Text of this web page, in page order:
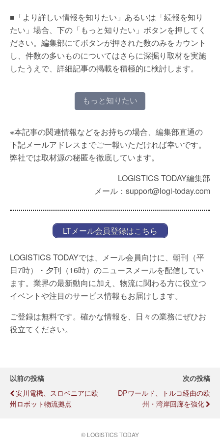
■「より詳しい情報を知りたい」あるいは「続報を知り
たい」場合、下の「もっと知りたい」ボタンを押してく
ださい。編集部にてボタンが押された数のみをカウント
し、件数の多いものについてはさらに深掘り取材を実施
したうえで、詳細記事の掲載を積極的に検討します。
もっと知りたい
※本記事の関連情報などをお持ちの場合、編集部直通の
下記メールアドレスまでご一報いただければ幸いです。
弊社では取材源の秘匿を徹底しています。
LOGISTICS TODAY編集部
メール：support@logi-today.com
LTメール会員登録はこちら
LOGISTICS TODAYでは、メール会員向けに、朝刊（平
日7時）・夕刊（16時）のニュースメールを配信してい
ます。業界の最新動向に加え、物流に関わる方に役立つ
イベントや注目のサービス情報もお届けします。
ご登録は無料です。確かな情報を、日々の業務にぜひお
役立てください。
以前の投稿
安川電機、スロベニアに欧
州ロボット物流拠点
次の投稿
DPワールド、トルコ経由の欧
州・湾岸回廊を強化
© LOGISTICS TODAY